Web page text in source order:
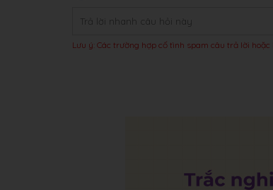
Lưu ý: Các trường hợp cố tình spam câu trả lời